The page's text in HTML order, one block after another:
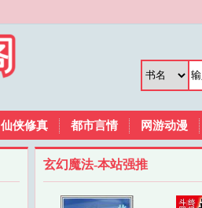
仙侠修真 都市言情 网游动漫
玄幻魔法-本站强推